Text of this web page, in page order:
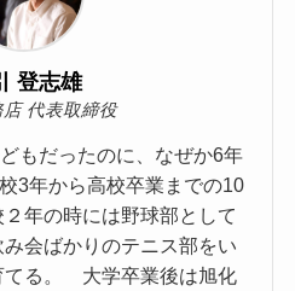
登志雄
店 代表取締役
もだったのに、なぜか6年
3年から高校卒業までの10
年の時には野球部として
会ばかりのテニス部をい
てる。 大学卒業後は旭化